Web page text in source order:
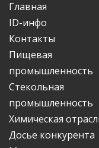
Главная
ID-инфо
Контакты
Пищевая
промышленность
Стекольная
промышленность
Химическая
Досье конкурента